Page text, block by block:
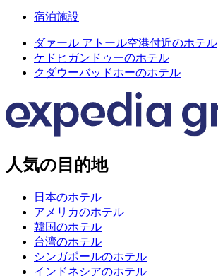
宿泊施設
ダァール アトール空港付近のホテル
ケドヒガンドゥーのホテル
クダウーバッドホーのホテル
人気の目的地
日本のホテル
アメリカのホテル
韓国のホテル
台湾のホテル
シンガポールのホテル
インドネシアのホテル